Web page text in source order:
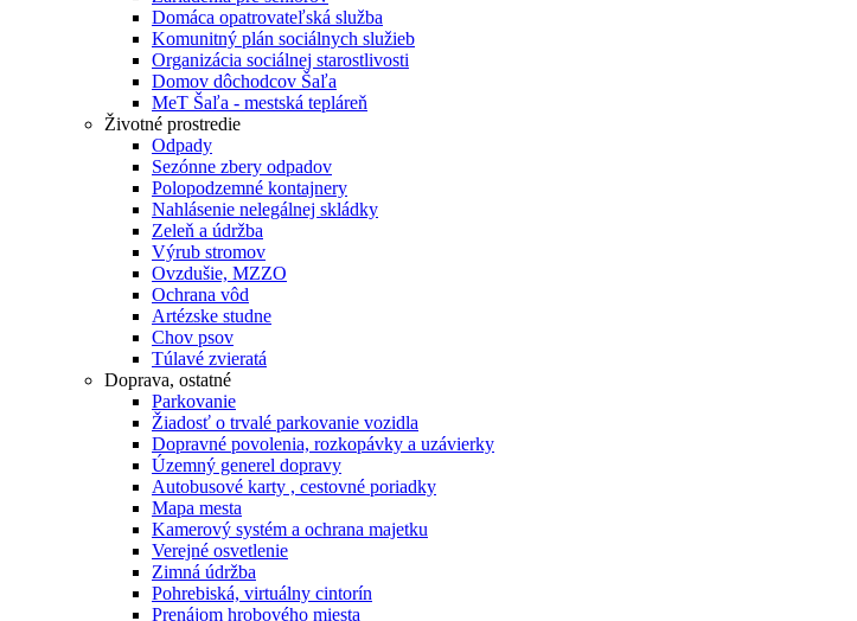
Domáca opatrovateľská služba
Komunitný plán sociálnych služieb
Organizácia sociálnej starostlivosti
Domov dôchodcov Šaľa
MeT Šaľa - mestská tepláreň
Životné prostredie
Odpady
Sezónne zbery odpadov
Polopodzemné kontajnery
Nahlásenie nelegálnej skládky
Zeleň a údržba
Výrub stromov
Ovzdušie, MZZO
Ochrana vôd
Artézske studne
Chov psov
Túlavé zvieratá
Doprava, ostatné
Parkovanie
Žiadosť o trvalé parkovanie vozidla
Dopravné povolenia, rozkopávky a uzávierky
Územný generel dopravy
Autobusové karty , cestovné poriadky
Mapa mesta
Kamerový systém a ochrana majetku
Verejné osvetlenie
Zimná údržba
Pohrebiská, virtuálny cintorín
Prenájom hrobového miesta